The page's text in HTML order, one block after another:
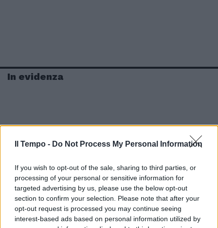
Il Tempo - Do Not Process My Personal Information
If you wish to opt-out of the sale, sharing to third parties, or
processing of your personal or sensitive information for
targeted advertising by us, please use the below opt-out
section to confirm your selection. Please note that after your
opt-out request is processed you may continue seeing
interest-based ads based on personal information utilized by
In evidenza